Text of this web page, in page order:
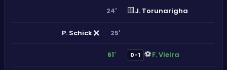
24' 🟨J. Torunarigha
P. Schick❌ 25'
61' 0-1 ⚽F. Vieira